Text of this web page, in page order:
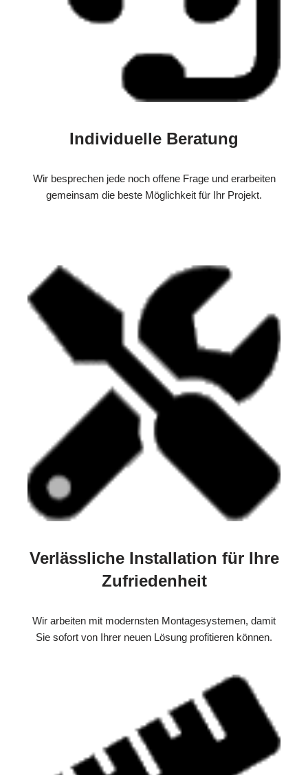
Individuelle Beratung
Wir besprechen jede noch offene Frage und erarbeiten
gemeinsam die beste Möglichkeit für Ihr Projekt.
Verlässliche Installation für Ihre
Zufriedenheit
Wir arbeiten mit modernsten Montagesystemen, damit
Sie sofort von Ihrer neuen Lösung profitieren können.